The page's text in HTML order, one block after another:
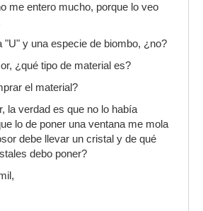
me entero mucho, porque lo veo
"U" y una especie de biombo, ¿no?
¿qué tipo de material es?
el material?
la verdad es que no lo había
lo de poner una ventana me mola
debe llevar un cristal y de qué
debo poner?